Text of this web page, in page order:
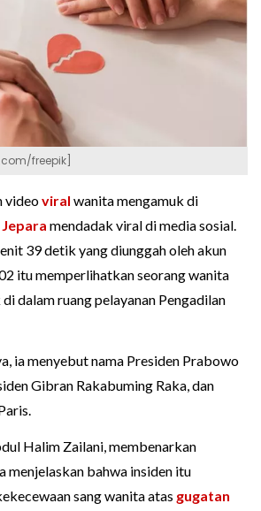
freepik]
videoviral wanita mengamuk di
Jepara mendadak viral di media sosial.
39 detik yang diunggah oleh akun
itu memperlihatkan seorang wanita
dalam ruang pelayanan Pengadilan
ia menyebut nama Presiden Prabowo
Gibran Rakabuming Raka, dan
Halim Zailani, membenarkan
menjelaskan bahwa insiden itu
sang wanita atas gugatan